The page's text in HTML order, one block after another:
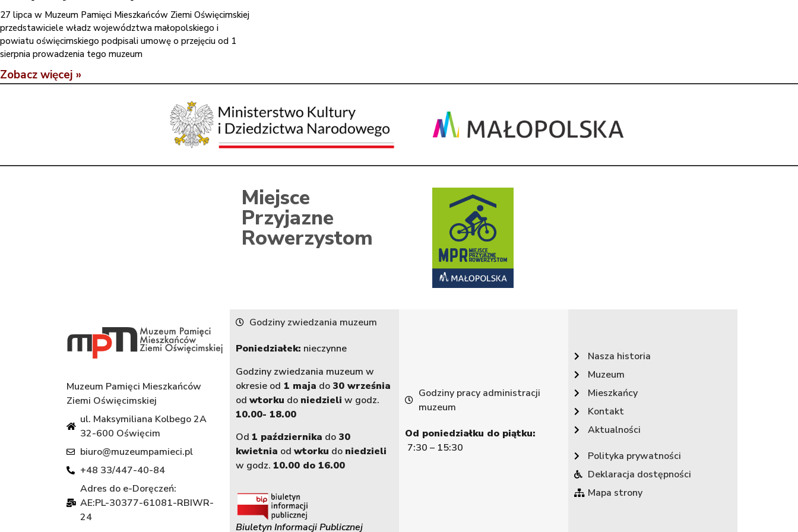
27 lipca w Muzeum Pamięci Mieszkańców Ziemi Oświęcimskiej
przedstawiciele władz województwa małopolskiego i
powiatu oświęcimskiego podpisali umowę o przejęciu od 1
sierpnia prowadzenia tego muzeum
Zobacz więcej »
Miejsce
Przyjazne
Rowerzystom
Muzeum Pamięci Mieszkańców
Ziemi Oświęcimskiej
ul. Maksymiliana Kolbego 2A
32-600 Oświęcim
biuro@muzeumpamieci.pl
+48 33/447-40-84
Adres do e-Doręczeń:
AE:PL-30377-61081-RBIWR-
24
Godziny zwiedzania muzeum
Poniedziałek: nieczynne
Godziny zwiedzania muzeum w
okresie od 1 maja do 30 września
od wtorku do niedzieli w godz.
10.00- 18.00
Od 1 października do 30
kwietnia od wtorku do niedzieli
w godz. 10.00 do 16.00
Biuletyn Informacji Publicznej
Godziny pracy administracji
muzeum
Od poniedziałku do piątku:
7:30 – 15:30
Nasza historia
Muzeum
Mieszkańcy
Kontakt
Aktualności
Polityka prywatności
Deklaracja dostępności
Mapa strony